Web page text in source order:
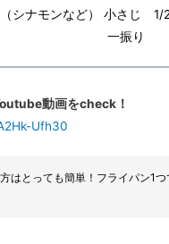
シナモンなど） 小さじ 1/2
振り
動画をcheck！
Ufh30
はとっても簡単！フライパン1